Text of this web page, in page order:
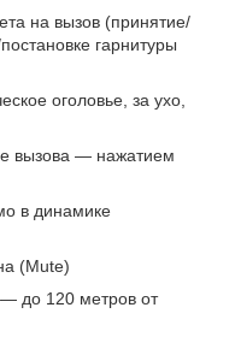
на вызов (принятие/
гарнитуры
оголовье, за ухо,
вызова — нажатием
в динамике
(Mute)
до 120 метров от